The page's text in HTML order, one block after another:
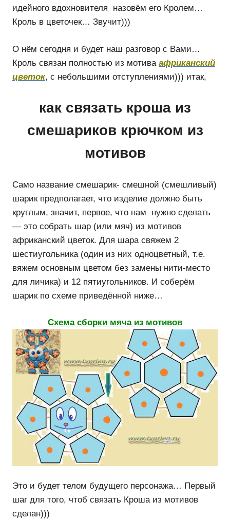
идейного вдохновителя назовём его Кролем…
Кроль в цветочек… Звучит)))
О нём сегодня и будет наш разговор с Вами…
Кроль связан полностью из мотива африканский
цветок, с небольшими отступлениями))) итак,
как связать кроша из
смешариков крючком из
мотивов
Само название смешарик- смешной (смешливый)
шарик предполагает, что изделие должно быть
круглым, значит, первое, что нам нужно сделать
— это собрать шар (или мяч) из мотивов
африканский цветок. Для шара свяжем 2
шестиугольника (один из них одноцветный, т.е.
вяжем основным цветом без замены нити-место
для личика) и 12 пятиугольников. И соберём
шарик по схеме приведённой ниже…
Схема сборки мяча из мотивов
Это и будет телом будущего персонажа… Первый
шаг для того, чтоб связать Кроша из мотивов
сделан)))